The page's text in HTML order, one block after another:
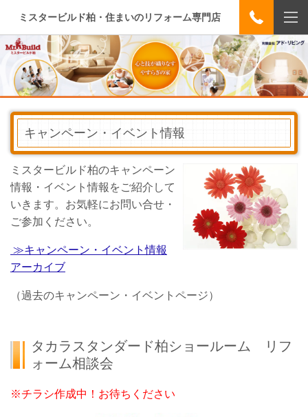
ミスタービルド柏・住まいのリフォーム専門店
キャンペーン・イベント情報
ミスタービルド柏のキャンペーン
情報・イベント情報をご紹介して
いきます。お気軽にお問い合せ・
ご参加ください。
≫キャンペーン・イベント情報
アーカイブ
（過去のキャンペーン・イベントページ）
タカラスタンダード柏ショールーム リフ
ォーム相談会
※チラシ作成中！お待ちください